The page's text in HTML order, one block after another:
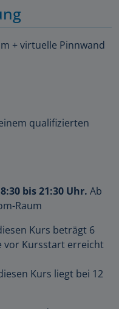
+ virtuelle Pinnwand
qualifizierten
bis 21:30 Uhr. Ab
Raum
Kurs beträgt 6
vor Kursstart erreicht
Kurs liegt bei 12